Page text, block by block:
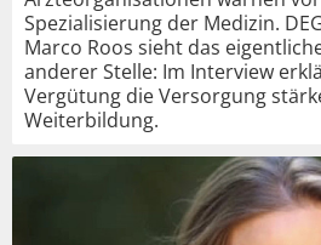
Spezialisierung der Medizin.
Marco Roos sieht das
anderer Stelle: Im Interview
Vergütung die Versorgung
Weiterbildung.